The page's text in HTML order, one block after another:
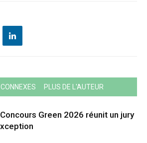
PLUS DE L'AUTEUR
Green 2026 réunit un jury